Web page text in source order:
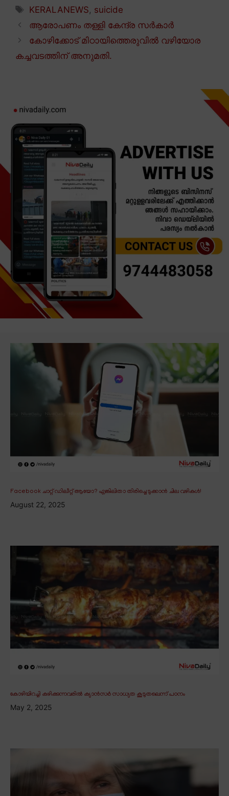
Tags
KERALANEWS, suicide
ആരോപണം തള്ളി കേന്ദ്ര സർകാർ
കോഴിക്കോട് മിഠായിത്തെരുവിൽ വഴിയോര
കച്ചവടത്തിന് അനുമതി.
Facebook ചാറ്റ് ഡിലീറ്റ് ആയോ? എങ്കിലിതാ തിരിച്ചെടുക്കാൻ ചില വഴികൾ!
August 22, 2025
കോഴിയിറച്ചി കഴിക്കുന്നവരിൽ ക്യാൻസർ സാധ്യത കൂടുതലെന്ന് പഠനം
May 2, 2025